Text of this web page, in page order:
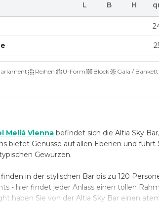
L B H
Reihen U-Form Block Gala / Bankett
Meliá Vienna befindet sich die Altia Sky
bietet Genüsse auf allen Ebenen und
Gewürzen.
in der stylischen Bar bis zu 120
- hier findet jeder Anlass einen tollen
haben Sie von der Altia Sky Bar einen